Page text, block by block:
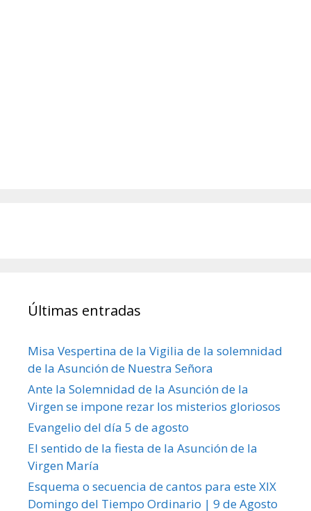
Últimas entradas
Misa Vespertina de la Vigilia de la solemnidad
de la Asunción de Nuestra Señora
Ante la Solemnidad de la Asunción de la
Virgen se impone rezar los misterios gloriosos
Evangelio del día 5 de agosto
El sentido de la fiesta de la Asunción de la
Virgen María
Esquema o secuencia de cantos para este XIX
Domingo del Tiempo Ordinario | 9 de Agosto